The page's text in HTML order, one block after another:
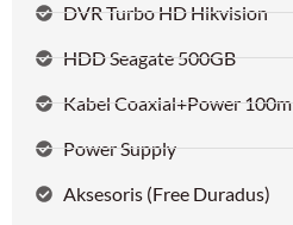
DVR Turbo HD Hikvision
HDD Seagate 500GB
Kabel Coaxial+Power 100m
Power Supply
Aksesoris (Free Duradus)